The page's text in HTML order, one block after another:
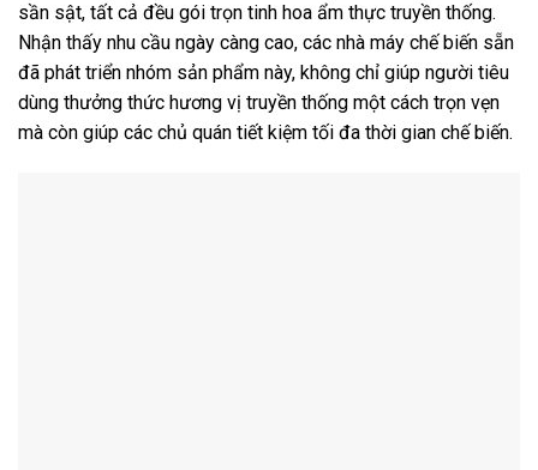
sần sật, tất cả đều gói trọn tinh hoa ẩm thực truyền thống.
Nhận thấy nhu cầu ngày càng cao, các nhà máy chế biến sẵn
đã phát triển nhóm sản phẩm này, không chỉ giúp người tiêu
dùng thưởng thức hương vị truyền thống một cách trọn vẹn
mà còn giúp các chủ quán tiết kiệm tối đa thời gian chế biến.